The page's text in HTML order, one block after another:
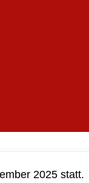
2025 statt.